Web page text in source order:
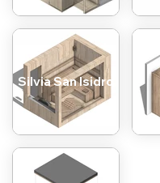
Silvia San Isidro